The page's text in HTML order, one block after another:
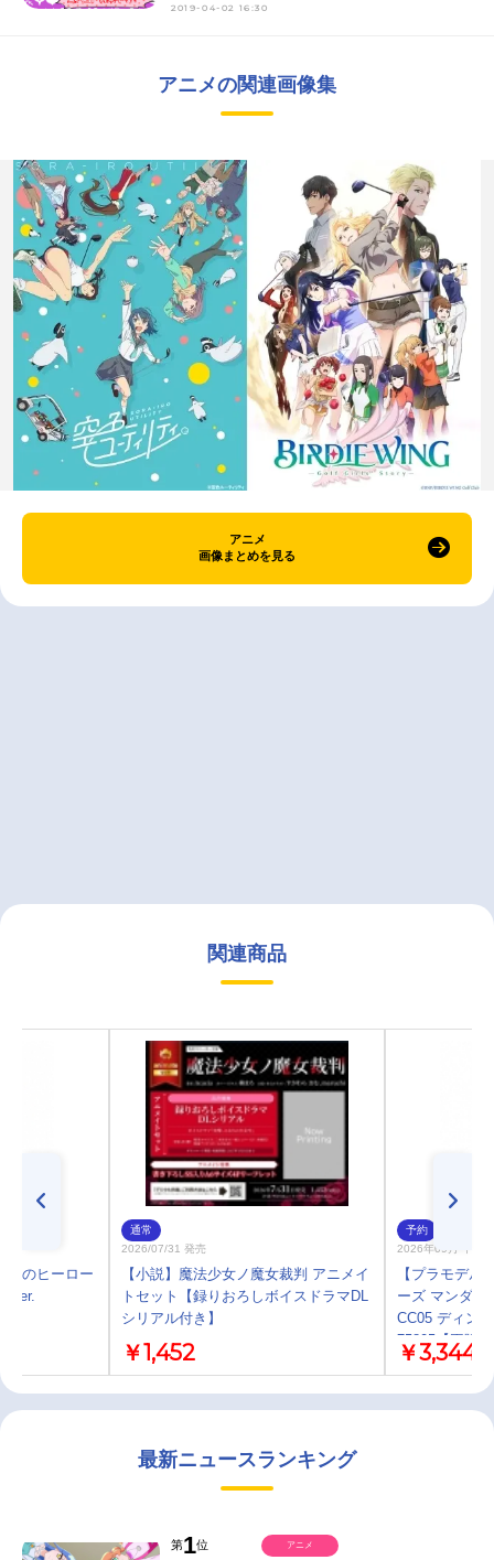
2019-04-02 16:30
アニメの関連画像集
アニメ
画像まとめを見る
関連商品
僕のヒーロー
ver.
通常
2026/07/31 発売
【小説】魔法少女ノ魔女裁判 アニメイ
トセット【録りおろしボイスドラマDL
シリアル付き】
￥1,452
予約
2026年09月 中 発
【プラモデル
ーズ マンダロ
CC05 ディン
75805【再販】
￥3,344
最新ニュースランキング
第1位 アニメ